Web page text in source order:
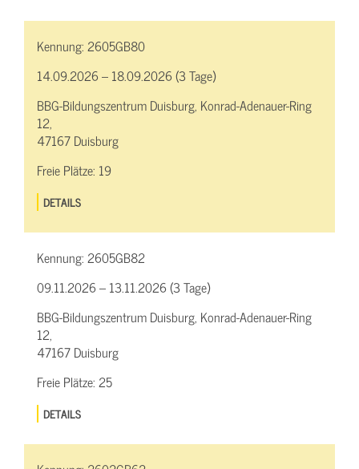
Kennung:2605GB80
14.09.2026 – 18.09.2026 (3 Tage)
BBG-Bildungszentrum Duisburg, Konrad-Adenauer-Ring
12,
47167 Duisburg
Freie Plätze: 19
DETAILS
Kennung:2605GB82
09.11.2026 – 13.11.2026 (3 Tage)
BBG-Bildungszentrum Duisburg, Konrad-Adenauer-Ring
12,
47167 Duisburg
Freie Plätze:25
DETAILS